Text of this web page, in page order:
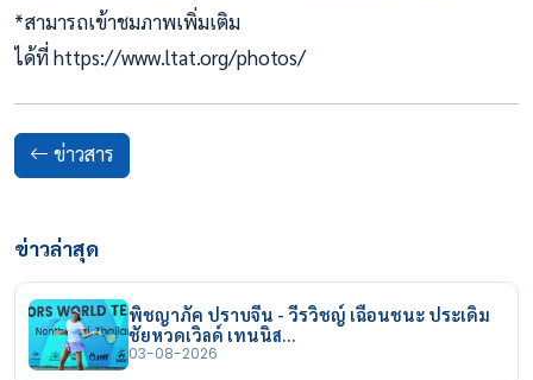
*สามารถเข้าชมภาพเพิ่มเติม
ได้ที่ https://www.ltat.org/photos/
ข่าวสาร
ข่าวล่าสุด
พิชญาภัค ปราบจีน - วีรวิชญ์ เฉือนชนะ ประเดิม
ชัยหวดเวิลด์ เทนนิส…
03-08-2026